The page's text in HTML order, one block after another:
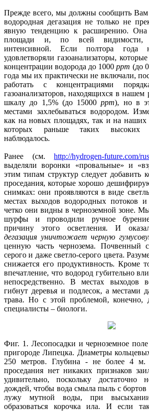
Прежде всего, мы должны сообщить Вам
водородная дегазация не только не
явную тенденцию к расширению. Она
площади и, по всей видимости,
интенсивной. Если полтора года
удовлетворяли газоанализаторы,
концентрации водорода до 1000ppm (до
года мы их практически не включали,
работать с концентрациями
газоанализаторов, находящихся в
шкалу до 1,5% (до 15000ppm), но в
местами захлебываться водородом.
как на новых площадях, так и на наших
которых раньше таких высоких
наблюдалось.
Ранее (см.http://hydrogen-future.com/
выделяли воронки «провальные» и
этим типам структур следует добавить
проседания, которые хорошо
снимках: они проявляются в виде
местах выходов водородных потоков
четко они видны в черноземной зоне.
шурфы и проводили ручное
причину этого осветления. И
дегазация уничтожает черную
ценную часть чернозема. Почвенный
серого и даже светло-серого цвета.
снижается его продуктивность. Кроме
впечатление, что водород губительно
непосредственно. В местах выходов
гибнут деревья и подлесок, а местами
трава. Но с этой проблемой, конечно,
специалисты – биологи.
Фиг. 1. Лесопосадки и черноземное
пригороде Липецка. Диаметры
250 метров. Глубина - не более 4 м.
проседания нет никаких признаков
удивительно, поскольку достаточно
дождей, чтобы вода смыла пыль с бортов
лужу мутной воды, при
образоваться корочка ила. И если